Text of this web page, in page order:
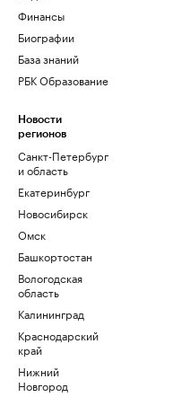
Финансы
Биографии
База знаний
РБК Образование
Новости
регионов
Санкт-Петербург
и область
Екатеринбург
Новосибирск
Омск
Башкортостан
Вологодская
область
Калининград
Краснодарский
край
Нижний
Новгород